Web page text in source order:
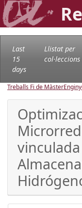
Last
15
days
Llistat per
col·leccions
Treballs Fi de Màster